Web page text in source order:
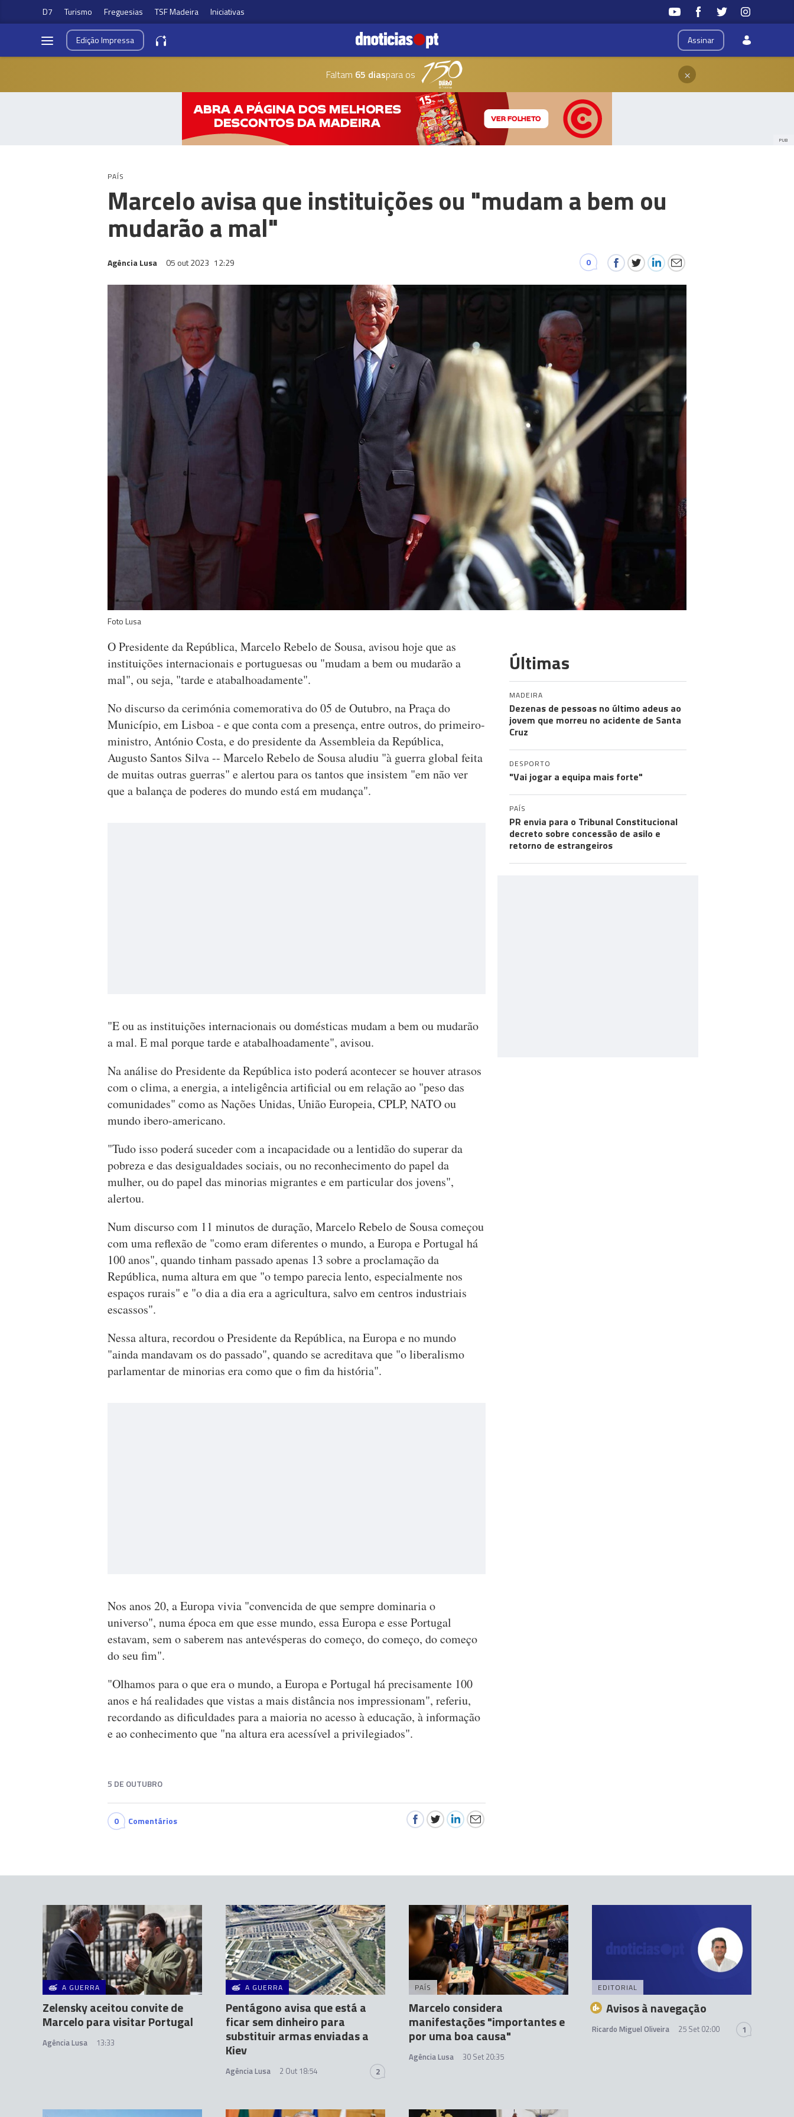
D7 Turismo Freguesias TSF Madeira Iniciativas
Assinar
EdiçãoImpressa
Faltam 65 diaspara os ×
PUB
PAÍS
Marcelo avisa que instituições ou "mudam a bem ou
mudarão a mal"
Agência Lusa 05 out 2023 12:29 0
Foto Lusa
O Presidente da República, Marcelo Rebelo de Sousa, avisou hoje que as
instituições internacionais e portuguesas ou "mudam a bem ou mudarão a
mal", ou seja, "tarde e atabalhoadamente".
No discurso da cerimónia comemorativa do 05 de Outubro, na Praça do
Município, em Lisboa - e que conta com a presença, entre outros, do primeiro-
ministro, António Costa, e do presidente da Assembleia da República,
Augusto Santos Silva -- Marcelo Rebelo de Sousa aludiu "à guerra global feita
de muitas outras guerras" e alertou para os tantos que insistem "em não ver
que a balança de poderes do mundo está em mudança".
"E ou as instituições internacionais ou domésticas mudam a bem ou mudarão
a mal. E mal porque tarde e atabalhoadamente", avisou.
Na análise do Presidente da República isto poderá acontecer se houver atrasos
com o clima, a energia, a inteligência artificial ou em relação ao "peso das
comunidades" como as Nações Unidas, União Europeia, CPLP, NATO ou
mundo ibero-americano.
"Tudo isso poderá suceder com a incapacidade ou a lentidão do superar da
pobreza e das desigualdades sociais, ou no reconhecimento do papel da
mulher, ou do papel das minorias migrantes e em particular dos jovens",
alertou.
Num discurso com 11 minutos de duração, Marcelo Rebelo de Sousa começou
com uma reflexão de "como eram diferentes o mundo, a Europa e Portugal há
100 anos", quando tinham passado apenas 13 sobre a proclamação da
República, numa altura em que "o tempo parecia lento, especialmente nos
espaços rurais" e "o dia a dia era a agricultura, salvo em centros industriais
escassos".
Nessa altura, recordou o Presidente da República, na Europa e no mundo
"ainda mandavam os do passado", quando se acreditava que "o liberalismo
parlamentar de minorias era como que o fim da história".
Nos anos 20, a Europa vivia "convencida de que sempre dominaria o
universo", numa época em que esse mundo, essa Europa e esse Portugal
estavam, sem o saberem nas antevésperas do começo, do começo, do começo
do seu fim".
"Olhamos para o que era o mundo, a Europa e Portugal há precisamente 100
anos e há realidades que vistas a mais distância nos impressionam", referiu,
recordando as dificuldades para a maioria no acesso à educação, à informação
e ao conhecimento que "na altura era acessível a privilegiados".
5 DE OUTUBRO
0 Comentários
Últimas
MADEIRA
Dezenas de pessoas no último adeus ao
jovem que morreu no acidente de Santa
Cruz
DESPORTO
"Vai jogar a equipa mais forte"
PAÍS
PR envia para o Tribunal Constitucional
decreto sobre concessão de asilo e
retorno de estrangeiros
A GUERRA
Zelensky aceitou convite de
Marcelo para visitar Portugal
Agência Lusa 13:33
A GUERRA
Pentágono avisa que está a
ficar sem dinheiro para
substituir armas enviadas a
Kiev
Agência Lusa 2 Out 18:54 2
PAÍS
Marcelo considera
manifestações "importantes e
por uma boa causa"
Agência Lusa 30 Set 20:35
EDITORIAL
Avisos à navegação
Ricardo Miguel Oliveira 25 Set 02:00 1